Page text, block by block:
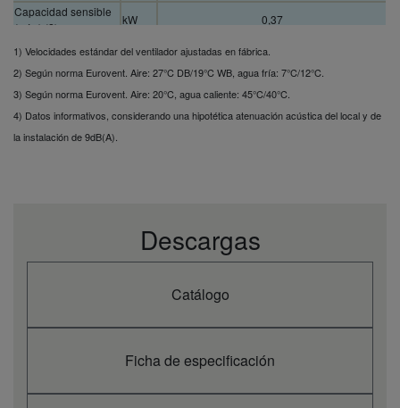
Capacidad sensible
(mín.) (2)
kW
0,37
Capacidad sensible
kW
0,70
Capacidad sensible
(máx.) (2)
kW
0,98
Caudal de agua en
refrigeración (mín.)
212,40
Caída de presión del
agua en refrigeración kPa 11,7
1) Velocidades estándar del ventilador ajustadas en fábrica.
2) Según norma Eurovent. Aire: 27°C DB/19°C WB, agua fría: 7°C/12°C.
3) Según norma Eurovent. Aire: 20°C, agua caliente: 45°C/40°C.
4) Datos informativos, considerando una hipotética atenuación acústica del local y de
la instalación de 9dB(A).
Descargas
Catálogo
Ficha de especificación